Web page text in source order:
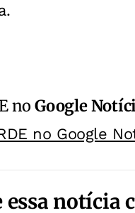
noGoogle
no Google
notícia